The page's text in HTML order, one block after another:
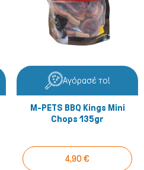
Αγόρασέ το!
M-PETS BBQ Kings Mini
Chops 135gr
4,90 €